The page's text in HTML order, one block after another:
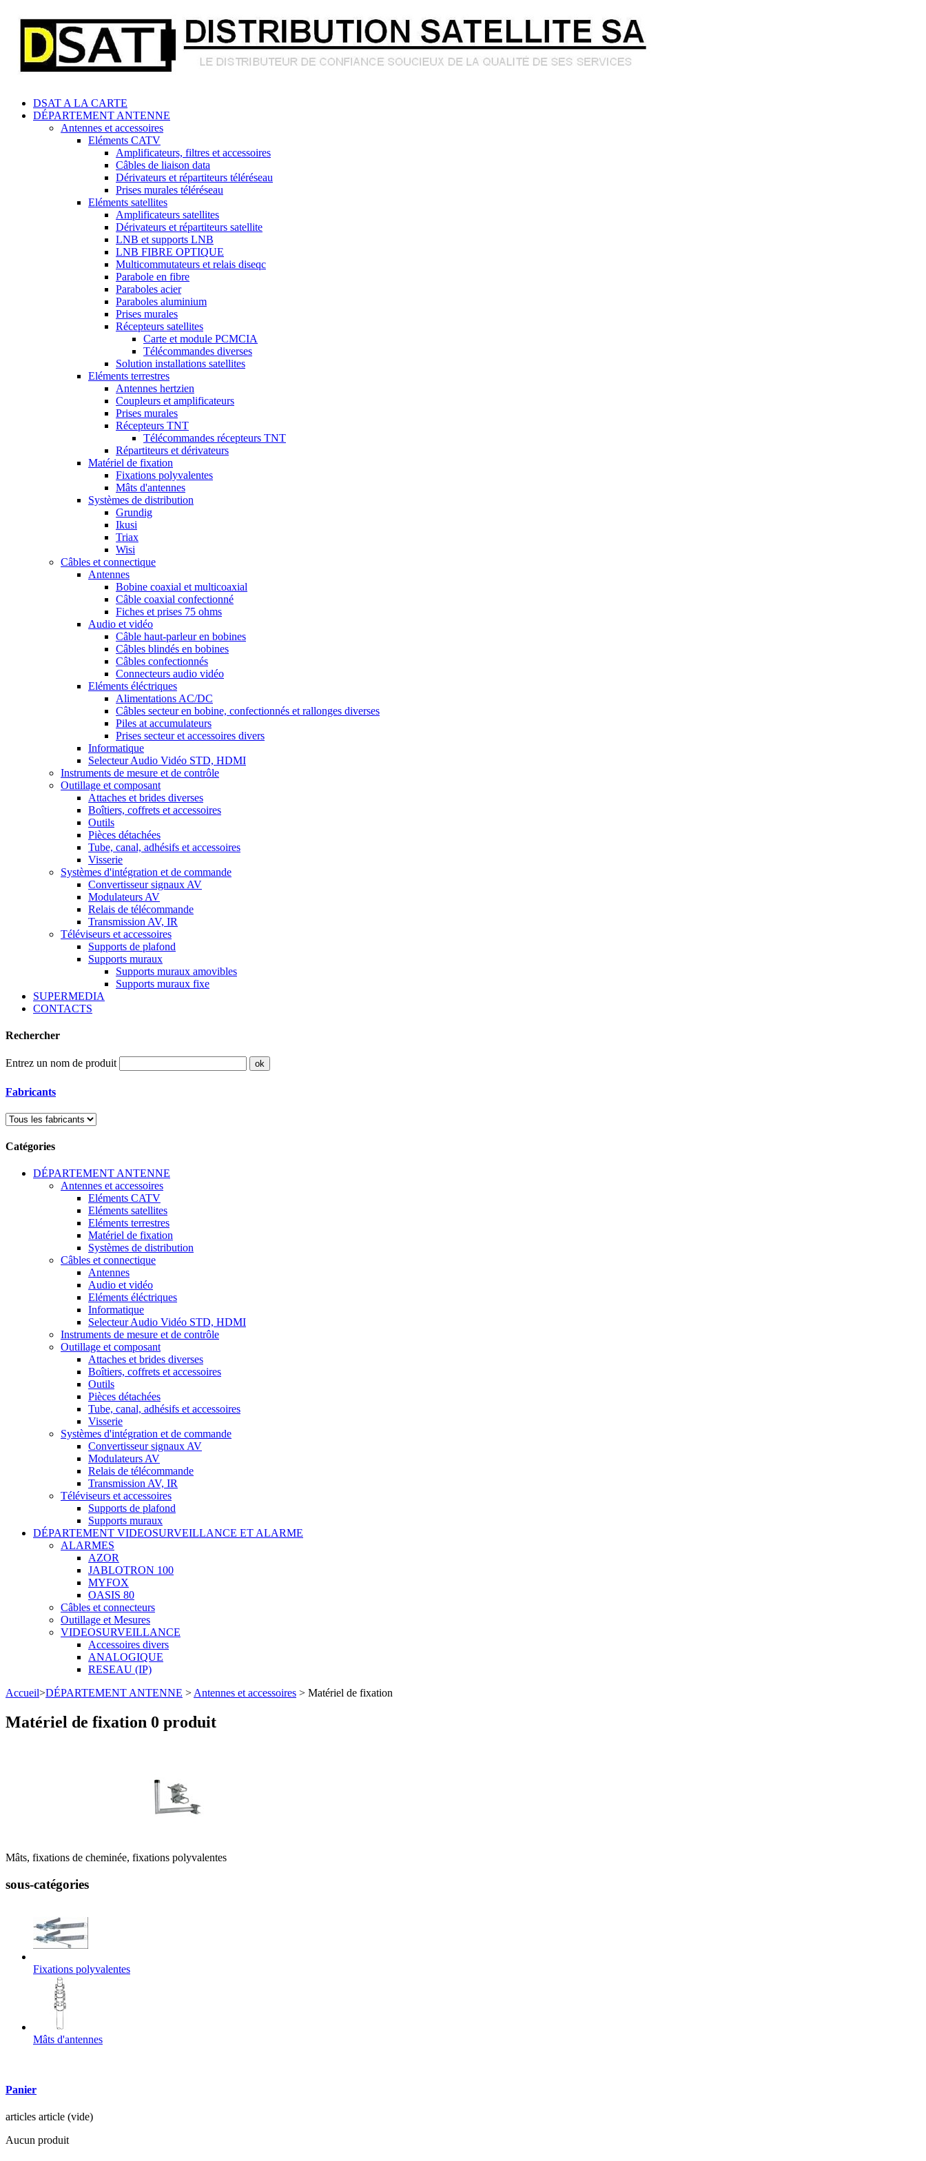
DSAT A LA CARTE
DÉPARTEMENT ANTENNE
Antennes et accessoires
Eléments CATV
Amplificateurs, filtres et accessoires
Câbles de liaison data
Dérivateurs et répartiteurs téléréseau
Prises murales téléréseau
Eléments satellites
Amplificateurs satellites
Dérivateurs et répartiteurs satellite
LNB et supports LNB
LNB FIBRE OPTIQUE
Multicommutateurs et relais diseqc
Parabole en fibre
Paraboles acier
Paraboles aluminium
Prises murales
Récepteurs satellites
Carte et module PCMCIA
Télécommandes diverses
Solution installations satellites
Eléments terrestres
Antennes hertzien
Coupleurs et amplificateurs
Prises murales
Récepteurs TNT
Télécommandes récepteurs TNT
Répartiteurs et dérivateurs
Matériel de fixation
Fixations polyvalentes
Mâts d'antennes
Systèmes de distribution
Grundig
Ikusi
Triax
Wisi
Câbles et connectique
Antennes
Bobine coaxial et multicoaxial
Câble coaxial confectionné
Fiches et prises 75 ohms
Audio et vidéo
Câble haut-parleur en bobines
Câbles blindés en bobines
Câbles confectionnés
Connecteurs audio vidéo
Eléments éléctriques
Alimentations AC/DC
Câbles secteur en bobine, confectionnés et rallonges diverses
Piles at accumulateurs
Prises secteur et accessoires divers
Informatique
Selecteur Audio Vidéo STD, HDMI
Instruments de mesure et de contrôle
Outillage et composant
Attaches et brides diverses
Boîtiers, coffrets et accessoires
Outils
Pièces détachées
Tube, canal, adhésifs et accessoires
Visserie
Systèmes d'intégration et de commande
Convertisseur signaux AV
Modulateurs AV
Relais de télécommande
Transmission AV, IR
Téléviseurs et accessoires
Supports de plafond
Supports muraux
Supports muraux amovibles
Supports muraux fixe
SUPERMEDIA
CONTACTS
Rechercher
Entrez un nom de produit
Fabricants
Catégories
DÉPARTEMENT ANTENNE
Antennes et accessoires
Eléments CATV
Eléments satellites
Eléments terrestres
Matériel de fixation
Systèmes de distribution
Câbles et connectique
Antennes
Audio et vidéo
Eléments éléctriques
Informatique
Selecteur Audio Vidéo STD, HDMI
Instruments de mesure et de contrôle
Outillage et composant
Attaches et brides diverses
Boîtiers, coffrets et accessoires
Outils
Pièces détachées
Tube, canal, adhésifs et accessoires
Visserie
Systèmes d'intégration et de commande
Convertisseur signaux AV
Modulateurs AV
Relais de télécommande
Transmission AV, IR
Téléviseurs et accessoires
Supports de plafond
Supports muraux
DÉPARTEMENT VIDEOSURVEILLANCE ET ALARME
ALARMES
AZOR
JABLOTRON 100
MYFOX
OASIS 80
Câbles et connecteurs
Outillage et Mesures
VIDEOSURVEILLANCE
Accessoires divers
ANALOGIQUE
RESEAU (IP)
Accueil>DÉPARTEMENT ANTENNE >Antennes et accessoires > Matériel de fixation
Matériel de fixation 0 produit
Mâts, fixations de cheminée, fixations polyvalentes
sous-catégories
Fixations polyvalentes
Mâts d'antennes
Panier
articles article (vide)
Aucun produit